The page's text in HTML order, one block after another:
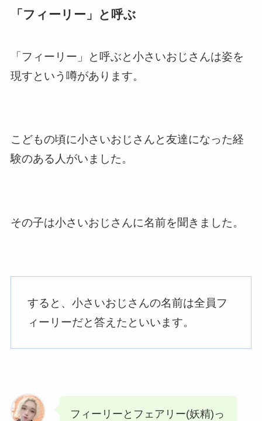
「フィーリー」と呼ぶ
「フィーリー」と呼ぶと小さいおじさんは姿を
現すという噂があります。
こどもの頃に小さいおじさんと友達になった経
験のある人がいました。
その子は小さいおじさんに名前を聞きました。
すると、小さいおじさんの名前は全員フ
ィーリーだと答えたといいます。
フィーリーとフェアリー(妖精)っ